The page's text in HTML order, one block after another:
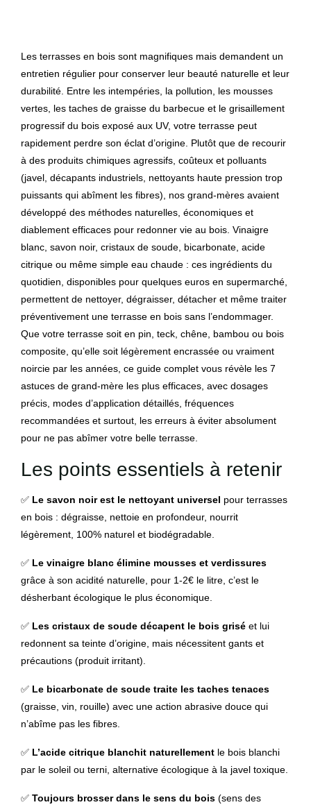
Les terrasses en bois sont magnifiques mais demandent un
entretien régulier pour conserver leur beauté naturelle et leur
durabilité. Entre les intempéries, la pollution, les mousses
vertes, les taches de graisse du barbecue et le grisaillement
progressif du bois exposé aux UV, votre terrasse peut
rapidement perdre son éclat d’origine. Plutôt que de recourir
à des produits chimiques agressifs, coûteux et polluants
(javel, décapants industriels, nettoyants haute pression trop
puissants qui abîment les fibres), nos grand-mères avaient
développé des méthodes naturelles, économiques et
diablement efficaces pour redonner vie au bois. Vinaigre
blanc, savon noir, cristaux de soude, bicarbonate, acide
citrique ou même simple eau chaude : ces ingrédients du
quotidien, disponibles pour quelques euros en supermarché,
permettent de nettoyer, dégraisser, détacher et même traiter
préventivement une terrasse en bois sans l’endommager.
Que votre terrasse soit en pin, teck, chêne, bambou ou bois
composite, qu’elle soit légèrement encrassée ou vraiment
noircie par les années, ce guide complet vous révèle les 7
astuces de grand-mère les plus efficaces, avec dosages
précis, modes d’application détaillés, fréquences
recommandées et surtout, les erreurs à éviter absolument
pour ne pas abîmer votre belle terrasse.
Les points essentiels à retenir
✅ Le savon noir est le nettoyant universel pour terrasses
en bois : dégraisse, nettoie en profondeur, nourrit
légèrement, 100% naturel et biodégradable.
✅ Le vinaigre blanc élimine mousses et verdissures
grâce à son acidité naturelle, pour 1-2€ le litre, c’est le
désherbant écologique le plus économique.
✅ Les cristaux de soude décapent le bois grisé et lui
redonnent sa teinte d’origine, mais nécessitent gants et
précautions (produit irritant).
✅ Le bicarbonate de soude traite les taches tenaces
(graisse, vin, rouille) avec une action abrasive douce qui
n’abîme pas les fibres.
✅ L’acide citrique blanchit naturellement le bois blanchi
par le soleil ou terni, alternative écologique à la javel toxique.
✅ Toujours brosser dans le sens du bois (sens des